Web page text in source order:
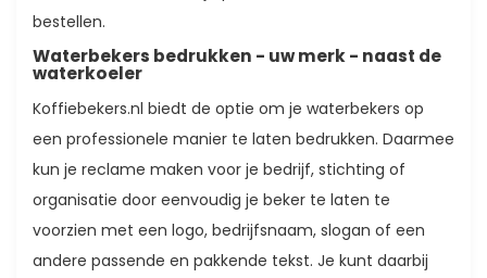
bestellen.
Waterbekers bedrukken - uw merk - naast de
waterkoeler
Koffiebekers.nl biedt de optie om je waterbekers op
een professionele manier te laten bedrukken. Daarmee
kun je reclame maken voor je bedrijf, stichting of
organisatie door eenvoudig je beker te laten te
voorzien met een logo, bedrijfsnaam, slogan of een
andere passende en pakkende tekst. Je kunt daarbij